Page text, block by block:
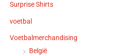
Surprise Shirts
voetbal
Voetbalmerchandising
België